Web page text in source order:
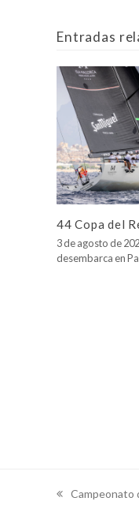
Entradas
44 Copa del
3 de agosto de
desembarca en
previous
Campeonato